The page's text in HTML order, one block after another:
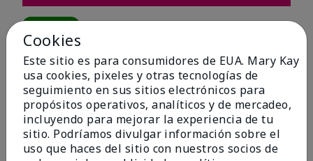
de los encuestados recomendaría a un amigo.
5 estrellas
2
4 estrellas
0
3 estrellas
0
Cookies
Este sitio es para consumidores de EUA. Mary Kay
usa cookies, pixeles y otras tecnologías de
seguimiento en sus sitios electrónicos para
propósitos operativos, analíticos y de mercadeo,
incluyendo para mejorar la experiencia de tu
sitio. Podríamos divulgar información sobre el
uso que haces del sitio con nuestros socios de